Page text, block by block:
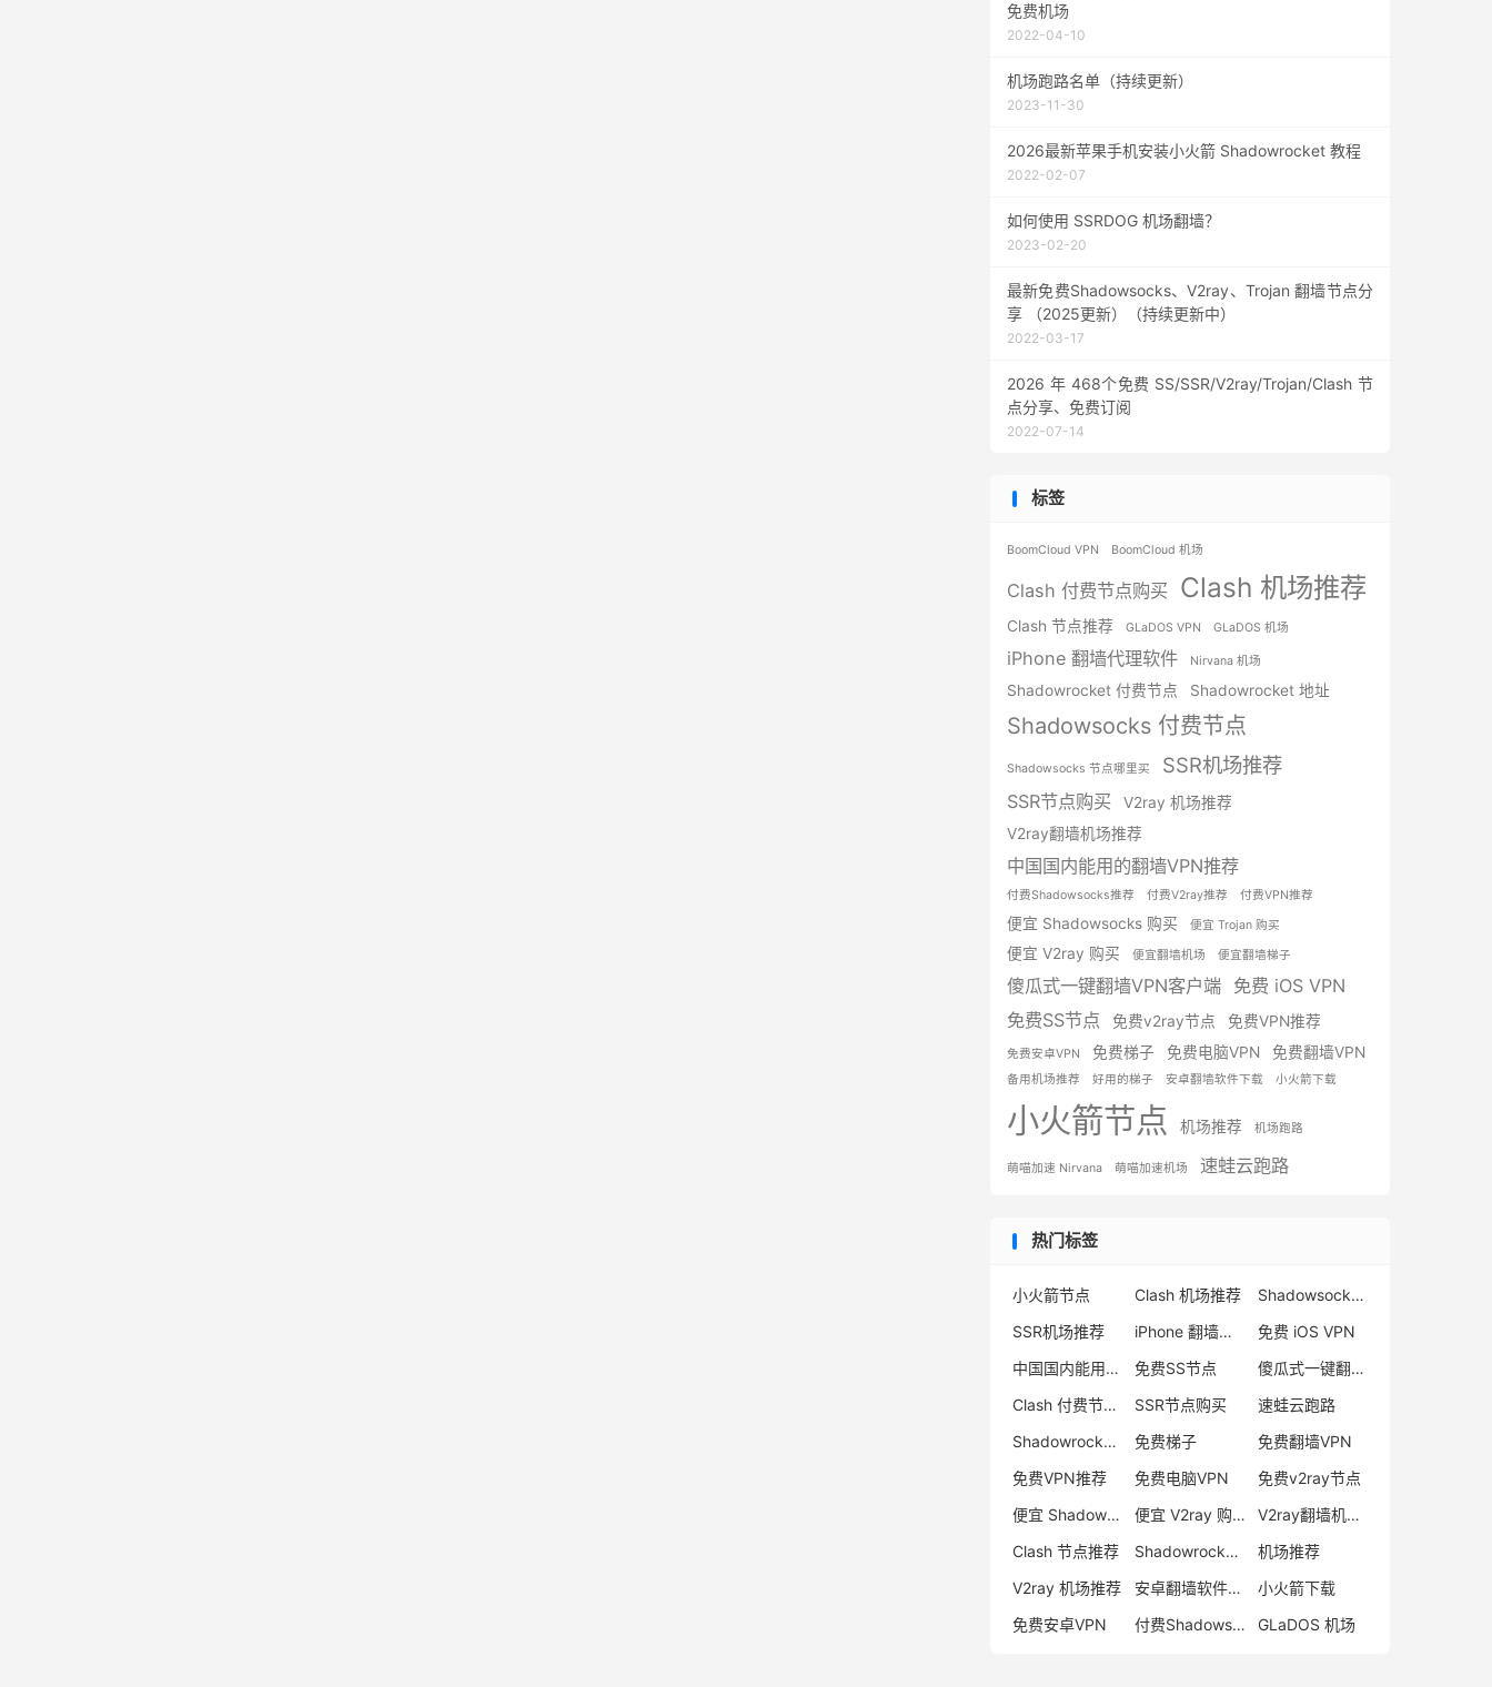
免费机场
2022-04-10
机场跑路名单（持续更新）
2023-11-30
2026最新苹果手机安装小火箭 Shadowrocket 教程
2022-02-07
如何使用 SSRDOG 机场翻墙？
2023-02-20
最新免费Shadowsocks、V2ray、Trojan 翻墙节点分
享 （2025更新）（持续更新中）
2022-03-17
2026 年 468个免费 SS/SSR/V2ray/Trojan/Clash 节
点分享、免费订阅
2022-07-14
标签
BoomCloud VPN BoomCloud 机场
Clash 付费节点购买 Clash 机场推荐
Clash 节点推荐 GLaDOS VPN GLaDOS 机场
iPhone 翻墙代理软件 Nirvana 机场
Shadowrocket 付费节点 Shadowrocket 地址
Shadowsocks 付费节点
Shadowsocks 节点哪里买 SSR机场推荐
SSR节点购买
V2ray 机场推荐
V2ray翻墙机场推荐
中国国内能用的翻墙VPN推荐
付费Shadowsocks推荐 付费V2ray推荐 付费VPN推荐
便宜 Shadowsocks 购买 便宜 Trojan 购买
便宜 V2ray 购买 便宜翻墙机场 便宜翻墙梯子
傻瓜式一键翻墙VPN客户端 免费 iOS VPN
免费SS节点
免费v2ray节点 免费VPN推荐
免费安卓VPN 免费梯子 免费电脑VPN 免费翻墙VPN
备用机场推荐 好用的梯子 安卓翻墙软件下载 小火箭下载
小火箭节点 机场推荐 机场跑路
萌喵加速 Nirvana 萌喵加速机场 速蛙云跑路
热门标签
小火箭节点 Clash 机场推荐
Shadowsocks 付费节点
SSR机场推荐
iPhone 翻墙代理软件
免费 iOS VPN
中国国内能用的翻墙VPN推荐
免费SS节点
傻瓜式一键翻墙VPN客户端
Clash 付费节点购买
SSR节点购买
速蛙云跑路
Shadowrocket 地址
免费梯子
免费翻墙VPN
免费VPN推荐
免费电脑VPN
免费v2ray节点
便宜 Shadowsocks 购买
便宜 V2ray 购买
V2ray翻墙机场推荐
Clash 节点推荐
Shadowrocket 付费节点
机场推荐
V2ray 机场推荐
安卓翻墙软件下载
小火箭下载
免费安卓VPN
付费Shadowsocks推荐 GLaDOS 机场